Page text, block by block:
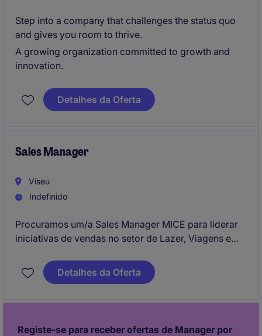
Step into a company that challenges the status quo
and gives you room to thrive.
A growing organization committed to growth and
innovation.
Detalhes da Oferta
Sales Manager
Viseu
Indefinido
Procuramos um/a Sales Manager MICE para liderar
iniciativas de vendas no setor de Lazer, Viagens e
crescimento e consolidar parcerias estratégicas, irá
colaborar com equipas internas e externas para
Detalhes da Oferta
Registe-se para receber ofertas de Manager por